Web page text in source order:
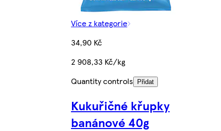
Více z kategorie
34,90 Kč
2 908,33 Kč/kg
Quantity controls
Přidat
Kukuřičné křupky
banánové 40g